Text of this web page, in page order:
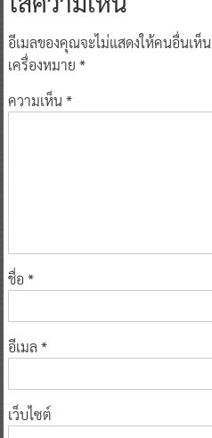
อีเมลของคุณจะไม่แสดงให้คนอื่นเห็น
เครื่องหมาย *
ความเห็น*
ชื่อ *
อีเมล *
เว็บไซต์